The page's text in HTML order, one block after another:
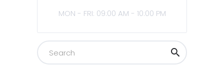
MON - FRI: 09:00 AM - 10:00 PM